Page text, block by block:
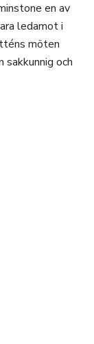
en av
ledamot i
möten
och